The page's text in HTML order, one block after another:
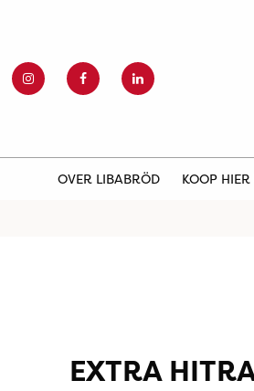
OVER LIBABRÖD KOOP
EXTRA